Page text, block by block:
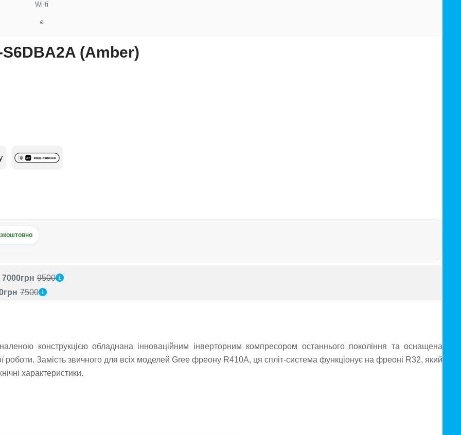
Wi-fi
є
S6DBA2A (Amber)
7000грн 9500
7500
конструкцією обладнана інноваційним інверторним компресором останнього покоління та оснащена
Замість звичного для всіх моделей Gree фреону R410A, ця спліт-система функціонує на фреоні R32, який
характеристики.